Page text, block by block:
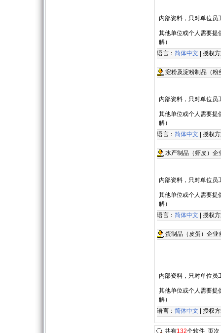
内部资料，只对单位员
其他单位或个人需要提
解）
语言： 简体中文 | 授权
淀粉及淀粉制品（
内部资料，只对单位员
其他单位或个人需要提
解）
语言： 简体中文 | 授权
水产制品（虾皮）
内部资料，只对单位员
其他单位或个人需要提
解）
语言： 简体中文 | 授权
蛋制品（皮蛋）企
内部资料，只对单位员
其他单位或个人需要提
解）
语言： 简体中文 | 授权
共有132个软件 页次